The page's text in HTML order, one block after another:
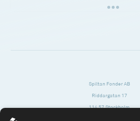
Spiltan Fonder AB
Riddargatan 17
114 57 Stockholm